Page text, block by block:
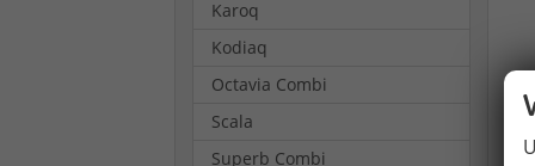
Karoq
Kodiaq
Octavia Combi
Scala
Superb Combi